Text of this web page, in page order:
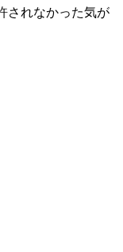
されなかった気が